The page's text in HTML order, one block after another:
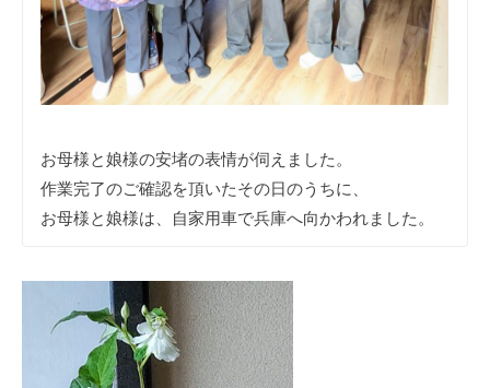
お母様と娘様の安堵の表情が伺えました。
作業完了のご確認を頂いたその日のうちに、
お母様と娘様は、自家用車で兵庫へ向かわれました。